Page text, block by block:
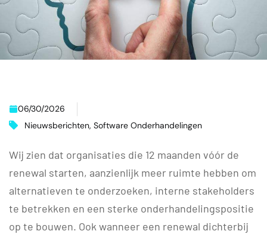
06/30/2026
Nieuwsberichten, Software Onderhandelingen
Wij zien dat organisaties die 12 maanden vóór de
renewal starten, aanzienlijk meer ruimte hebben om
alternatieven te onderzoeken, interne stakeholders
te betrekken en een sterke onderhandelingspositie
op te bouwen. Ook wanneer een renewal dichterbij